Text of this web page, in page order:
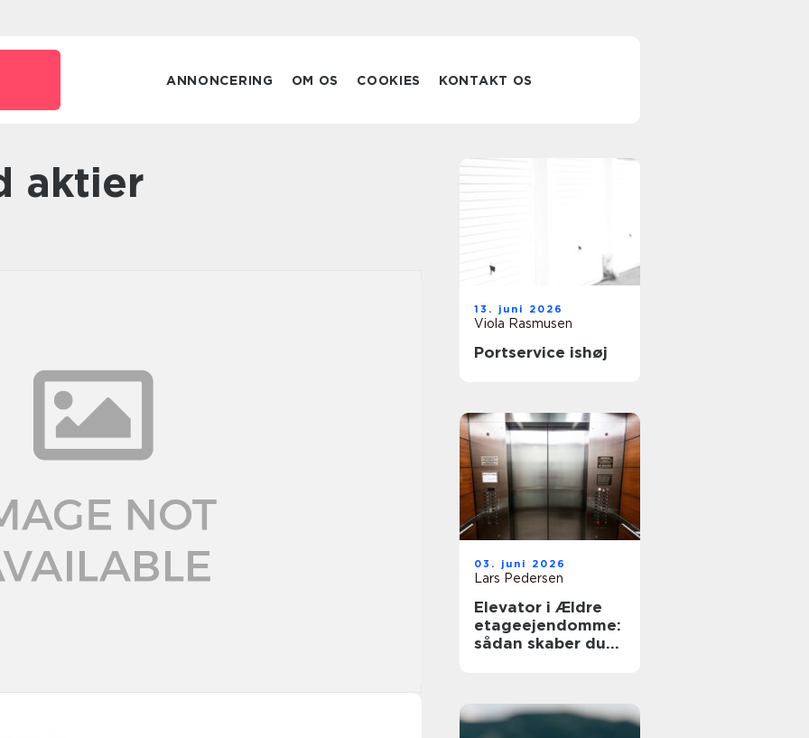
ANNONCERING OM OS COOKIES KONTAKT OS
aktier
13. juni 2026
Viola Rasmusen
Portservice ishøj
03. juni 2026
Lars Pedersen
Elevator i Ældre
etageejendomme:
sådan skaber du